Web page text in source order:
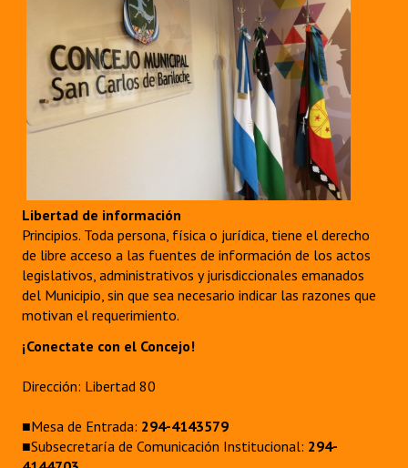
Libertad de información
Principios. Toda persona, física o jurídica, tiene el derecho
de libre acceso a las fuentes de información de los actos
legislativos, administrativos y jurisdiccionales emanados
del Municipio, sin que sea necesario indicar las razones que
motivan el requerimiento.
¡Conectate con el Concejo!
Dirección: Libertad 80
■Mesa de Entrada: 294-4143579
■Subsecretaría de Comunicación Institucional: 294-